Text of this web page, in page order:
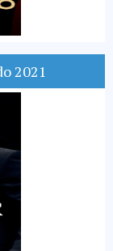
2021